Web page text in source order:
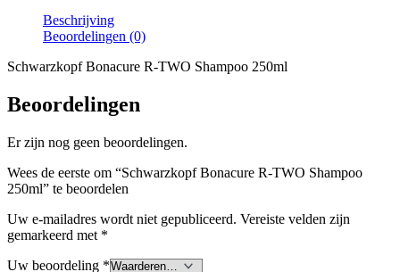
Beschrijving
Beoordelingen (0)
Schwarzkopf Bonacure R-TWO Shampoo 250ml
Beoordelingen
Er zijn nog geen beoordelingen.
Wees de eerste om “Schwarzkopf Bonacure R-TWO Shampoo
250ml” te beoordelen
Uw e-mailadres wordt niet gepubliceerd. Vereiste velden zijn
gemarkeerd met *
Uw beoordeling *